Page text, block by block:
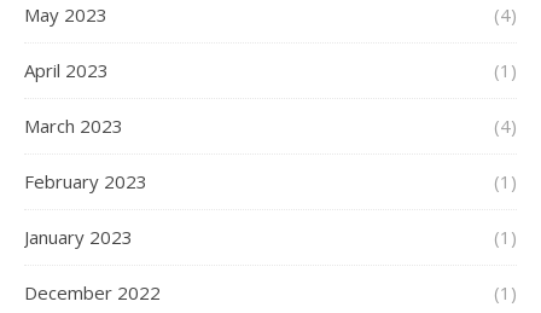
May 2023 (4)
April 2023 (1)
March 2023 (4)
February 2023 (1)
January 2023 (1)
December 2022 (1)